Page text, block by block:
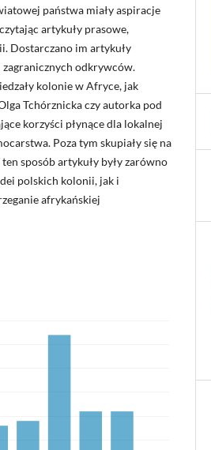
państwa miały aspiracje
artykuły prasowe,
Dostarczano im artykuły
odkrywców.
kolonie w Afryce, jak
Tchórznicka czy autorka pod
korzyści płynące dla lokalnej
Poza tym skupiały się na
sposób artykuły były zarówno
polskich kolonii, jak i
afrykańskiej